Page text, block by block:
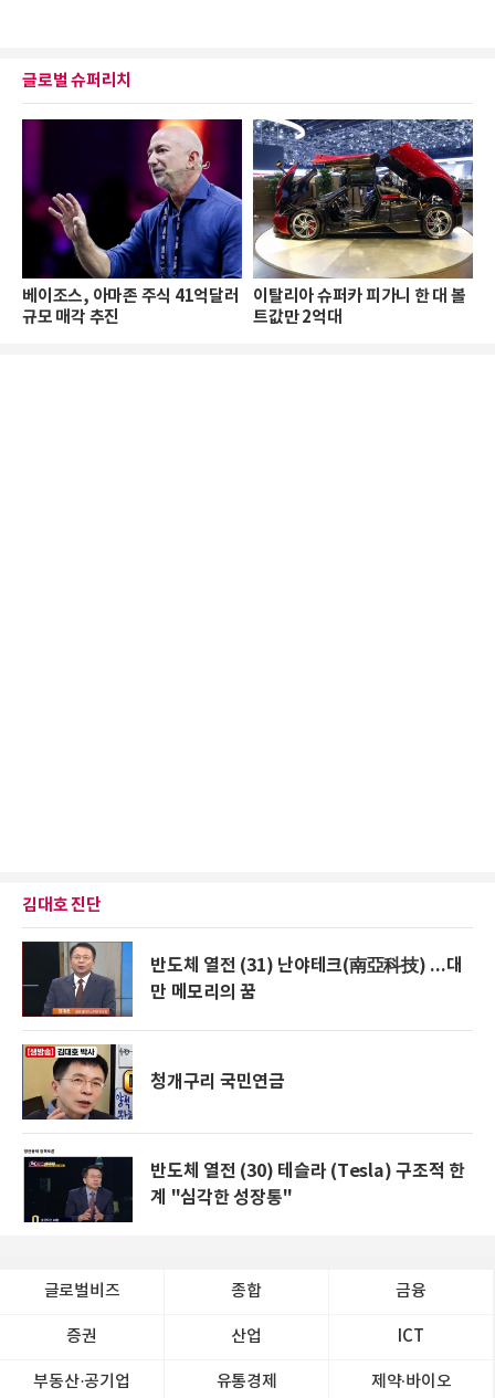
글로벌 슈퍼리치
베이조스, 아마존 주식 41억달러
규모 매각 추진
이탈리아 슈퍼카 피가니 한 대 볼
트값만 2억대
김대호 진단
반도체 열전 (31) 난야테크(南亞科技) ...대
만 메모리의 꿈
청개구리 국민연금
반도체 열전 (30) 테슬라 (Tesla) 구조적 한
계 "심각한 성장통"
글로벌비즈 종합 금융
증권 산업 ICT
부동산·공기업 유통경제 제약∙바이오